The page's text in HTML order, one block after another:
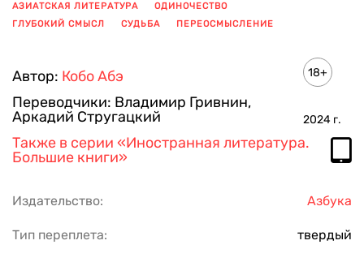
АЗИАТСКАЯ ЛИТЕРАТУРА
ОДИНОЧЕСТВО
ГЛУБОКИЙ СМЫСЛ
СУДЬБА ПЕРЕОСМЫСЛЕНИЕ
Автор: Кобо Абэ
Переводчики: Владимир Гривнин,
Аркадий Стругацкий
18+
2024 г.
Также в серии «Иностранная литература.
Большие книги»
Издательство: Азбука
Тип переплета: твердый